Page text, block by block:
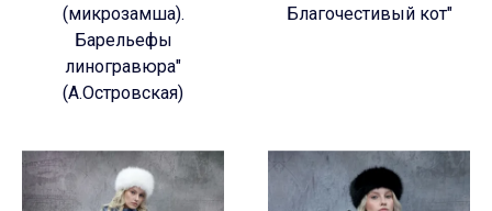
(микрозамша).
Барельефы
линогравюра"
(А.Островская)
Благочестивый кот"